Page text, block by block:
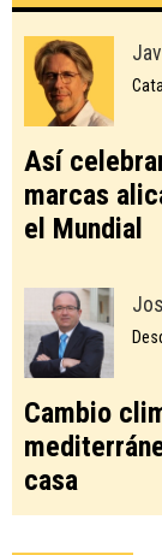
Así
marcas
el Mundial
Cambio
casa